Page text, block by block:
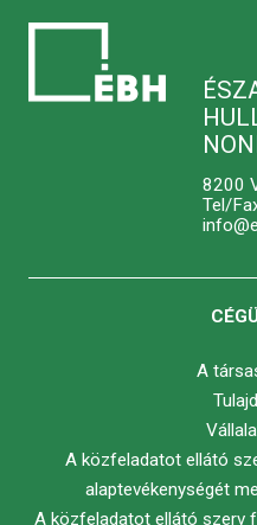
8200
Tel/
A
A közfeladatot ellátó
alaptevékenységét
A közfeladatot ellátó szerv